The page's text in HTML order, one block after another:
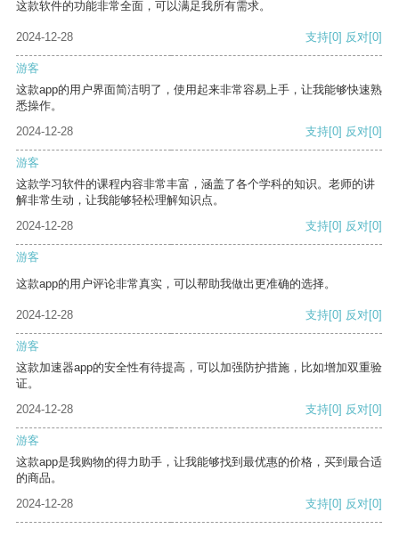
这款软件的功能非常全面，可以满足我所有需求。
2024-12-28 支持[0] 反对[0]
游客
这款app的用户界面简洁明了，使用起来非常容易上手，让我能够快速熟
悉操作。
2024-12-28
支持[0] 反对[0]
游客
这款学习软件的课程内容非常丰富，涵盖了各个学科的知识。老师的讲
解非常生动，让我能够轻松理解知识点。
2024-12-28
支持[0] 反对[0]
游客
这款app的用户评论非常真实，可以帮助我做出更准确的选择。
2024-12-28 支持[0] 反对[0]
游客
这款加速器app的安全性有待提高，可以加强防护措施，比如增加双重验
证。
2024-12-28
支持[0] 反对[0]
游客
这款app是我购物的得力助手，让我能够找到最优惠的价格，买到最合适
的商品。
2024-12-28
支持[0] 反对[0]